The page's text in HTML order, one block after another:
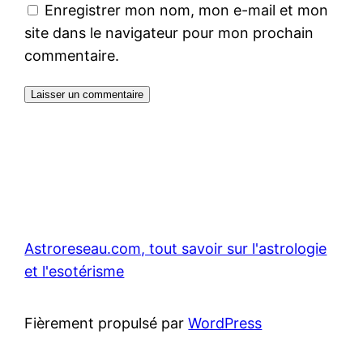
Enregistrer mon nom, mon e-mail et mon
site dans le navigateur pour mon prochain
commentaire.
Astroreseau.com, tout savoir sur l'astrologie
et l'esotérisme
Fièrement propulsé parWordPress